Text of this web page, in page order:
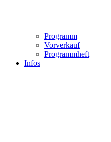
Programm
Vorverkauf
Programmheft
Infos